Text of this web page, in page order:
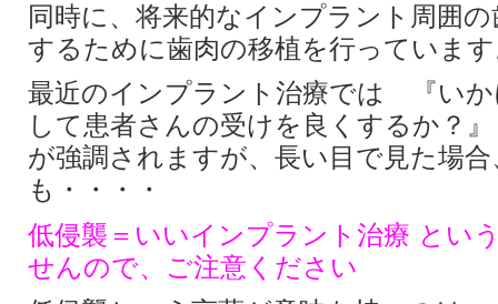
同時に、将来的なインプラント周囲
するために歯肉の移植を行っていま
最近のインプラント治療では 『いか
して患者さんの受けを良くするか？
が強調されますが、長い目で見た場
も・・・・
低侵襲＝いいインプラント治療 とい
せんので、ご注意ください